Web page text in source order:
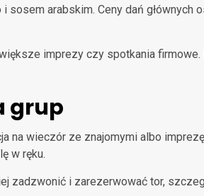
arabskim. Ceny dań głównych
imprezy czy spotkania
grup
na wieczór ze znajomymi albo
w ręku.
zadzwonić i zarezerwować tor,